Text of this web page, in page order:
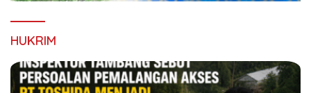
HUKRIM